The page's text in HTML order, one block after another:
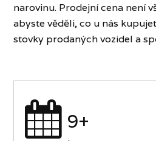
narovinu. Prodejní cena není
abyste věděli, co u nás
stovky prodaných vozidel a
9+